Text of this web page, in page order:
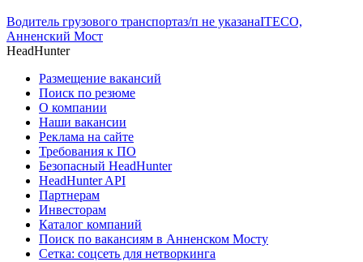
Водитель грузового транспортаз/п не указанаITECO,
Анненский Мост
HeadHunter
Размещение вакансий
Поиск по резюме
О компании
Наши вакансии
Реклама на сайте
Требования к ПО
Безопасный HeadHunter
HeadHunter API
Партнерам
Инвесторам
Каталог компаний
Поиск по вакансиям в Анненском Мосту
Сетка: соцсеть для нетворкинга